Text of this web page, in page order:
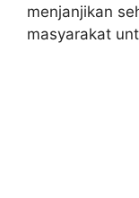
menjanjikan
masyarakat